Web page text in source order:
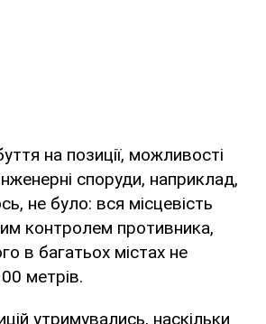
на позиції, можливості
споруди, наприклад,
не було: вся місцевість
контролем противника,
в багатьох містах не
метрів.
утримувались, наскільки